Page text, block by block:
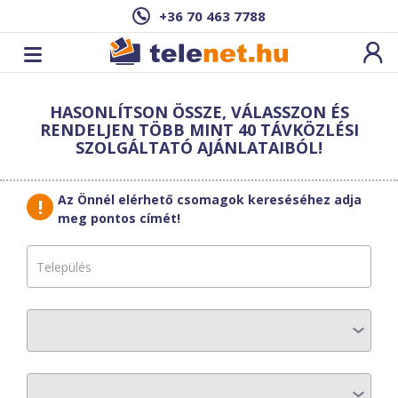
+36 70 463 7788
Ez a csomag sajnos nem elérhető az Ön
címén.Megnézem másik címen!
vissza a szolgáltatásokhoz
Bővített TV +
AZ ELŐFIZETÉS RÉSZLETEI
HASONLÍTSON ÖSSZE, VÁLASSZON ÉS
RENDELJEN TÖBB MINT 40 TÁVKÖZLÉSI
SZOLGÁLTATÓ AJÁNLATAIBÓL!
Az Önnél elérhető csomagok kereséséhez adja
meg pontos címét!